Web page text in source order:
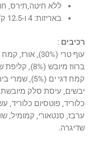
ללא חיטה,תירס,
באריזות: 4 ו-12.5 ק"ג
רכיבים :
ערבז, סנטאורי, קמומיל,
שדיגרה.